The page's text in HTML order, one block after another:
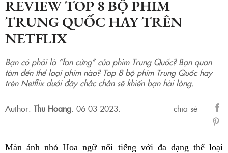
REVIEW TOP 8 BỘ PHIM
TRUNG QUỐC HAY TRÊN
NETFLIX
Bạn có phải là “fan cứng” của phim Trung Quốc? Bạn quan
tâm đến thể loại phim nào? Top 8 bộ phim Trung Quốc hay
trên Netflix dưới đây chắc chắn sẽ khiến bạn hài lòng.
Author: Thu Hoang. 06-03-2023.
chia sẻ
sẻ
Màn ảnh nhỏ Hoa ngữ nổi tiếng với đa dạng thể loại